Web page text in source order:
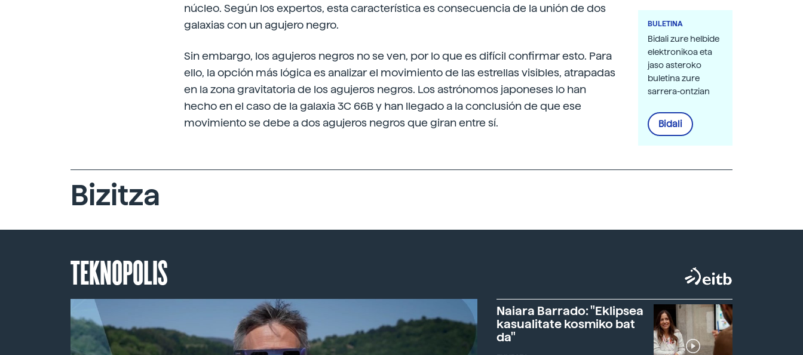
núcleo. Según los expertos, esta característica es consecuencia de la unión de dos
galaxias con un agujero negro.
Sin embargo, los agujeros negros no se ven, por lo que es difícil confirmar esto. Para
ello, la opción más lógica es analizar el movimiento de las estrellas visibles, atrapadas
en la zona gravitatoria de los agujeros negros. Los astrónomos japoneses lo han
hecho en el caso de la galaxia 3C 66B y han llegado a la conclusión de que ese
movimiento se debe a dos agujeros negros que giran entre sí.
BULETINA
Bidali zure helbide
elektronikoa eta
jaso asteroko
buletina zure
sarrera-ontzian
Bidali
Bizitza
TEKNOPOLIS
Naiara Barrado: "Eklipsea
kasualitate kosmiko bat
da"